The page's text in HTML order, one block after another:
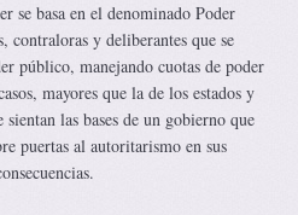
se basa en el denominado Poder
contraloras y deliberantes que se
público, manejando cuotas de poder
mayores que la de los estados y
las bases de un gobierno que
puertas al autoritarismo en sus